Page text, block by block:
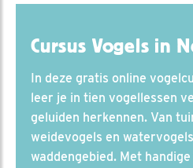
Cursus Vogels in
In deze gratis online
leer je in tien vogellessen
geluiden herkennen. Van
weidevogels en
waddengebied. Met